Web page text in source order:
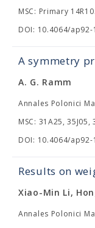
MSC: Primary 14R10.
DOI: 10.4064/ap92-
A symmetry
A. G. Ramm
Annales Polonici
MSC: 31A25, 35J05,
DOI: 10.4064/ap92-
Results on
Xiao-Min Li,
Annales Polonici